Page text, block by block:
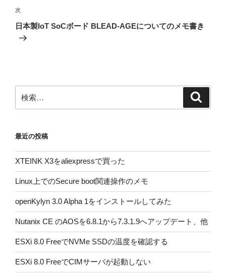
ゲ
ー
シ
次
の
次
日本製IoT SoCボード BLEAD-AGEについてのメモ書き
索:
最近の投稿
XTEINK X3をaliexpressで買った
Linux上でのSecure boot関連操作のメモ
openKylyn 3.0 Alpha 1をインストールしてみた
Nutanix CE のAOSを6.8.1から7.3.1.9へアップデート、他
ESXi 8.0 FreeでNVMe SSDの温度を確認する
ESXi 8.0 FreeでCIMサーバが起動しない